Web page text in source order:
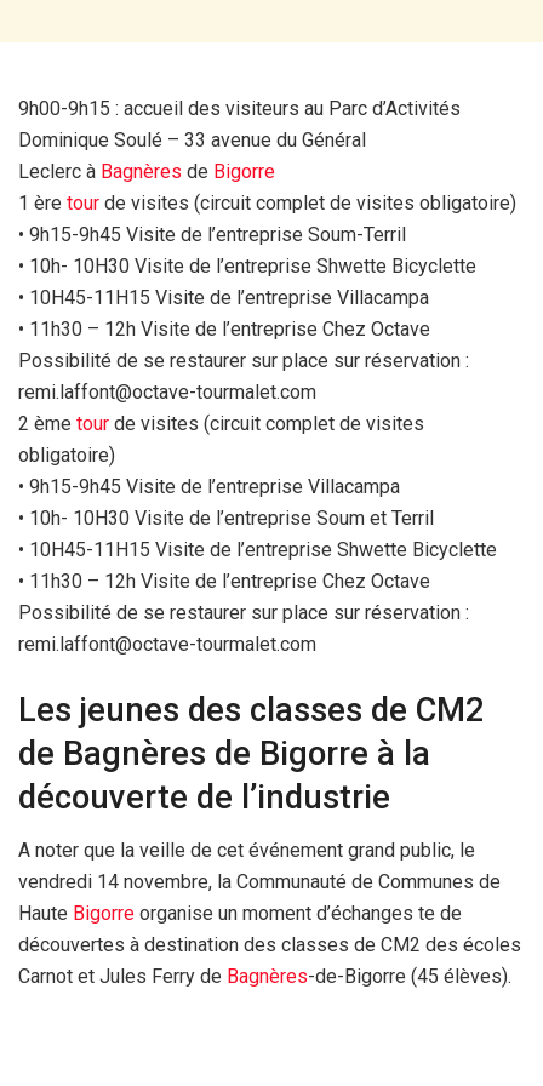
9h00-9h15 : accueil des visiteurs au Parc d’Activités
Dominique Soulé – 33 avenue du Général
Leclerc à Bagnères de Bigorre
1 ère tour de visites (circuit complet de visites obligatoire)
• 9h15-9h45 Visite de l’entreprise Soum-Terril
• 10h- 10H30 Visite de l’entreprise Shwette Bicyclette
• 10H45-11H15 Visite de l’entreprise Villacampa
• 11h30 – 12h Visite de l’entreprise Chez Octave
Possibilité de se restaurer sur place sur réservation :
remi.laffont@octave-tourmalet.com
2 ème tour de visites (circuit complet de visites
obligatoire)
• 9h15-9h45 Visite de l’entreprise Villacampa
• 10h- 10H30 Visite de l’entreprise Soum et Terril
• 10H45-11H15 Visite de l’entreprise Shwette Bicyclette
• 11h30 – 12h Visite de l’entreprise Chez Octave
Possibilité de se restaurer sur place sur réservation :
remi.laffont@octave-tourmalet.com
Les jeunes des classes de CM2
de Bagnères de Bigorre à la
découverte de l’industrie
A noter que la veille de cet événement grand public, le
vendredi 14 novembre, la Communauté de Communes de
Haute Bigorre organise un moment d’échanges te de
découvertes à destination des classes de CM2 des écoles
Carnot et Jules Ferry de Bagnères-de-Bigorre (45 élèves).